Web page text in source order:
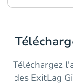
Téléchargez
des ExitLag